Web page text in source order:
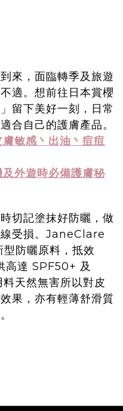
來，面臨轉季及旅遊
適。想前往日本賞櫻
留下美好一刻，日常
合自己的護膚產品。
敏感丶出油丶痘痘
外遊時必備護膚秘
切記塗抹好防曬，做
受損。JaneClare
型防曬原料，抵效
高達 SPF50+ 及
天然無害所以對皮
果，亦有輕薄舒滑質